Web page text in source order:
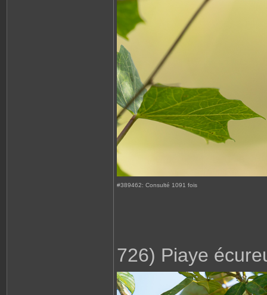
#389462: Consulté 1091 fois
726) Piaye